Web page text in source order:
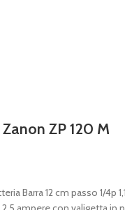
ZP 120 M
Barra 12 cm passo 1/4p